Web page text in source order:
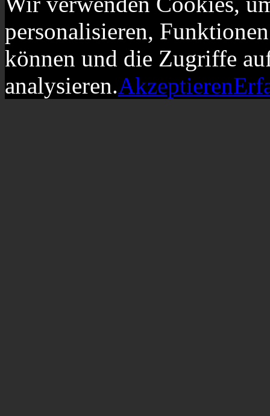
personalisieren,
können und die Zugriffe
analysieren.Akzeptieren